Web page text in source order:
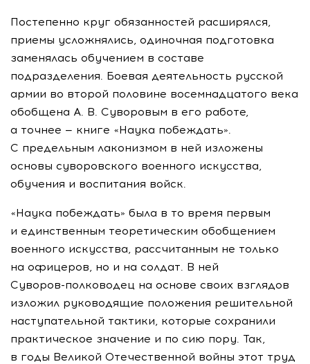
Постепенно круг обязанностей расширялся,
приемы усложнялись, одиночная подготовка
заменялась обучением в составе
подразделения. Боевая деятельность русской
армии во второй половине восемнадцатого века
обобщена А. В. Суворовым в его работе,
а точнее — книге «Наука побеждать».
С предельным лаконизмом в ней изложены
основы суворовского военного искусства,
обучения и воспитания войск.
«Наука побеждать» была в то время первым
и единственным теоретическим обобщением
военного искусства, рассчитанным не только
на офицеров, но и на солдат. В ней
Суворов-полководец на основе своих взглядов
изложил руководящие положения решительной
наступательной тактики, которые сохранили
практическое значение и по сию пору. Так,
в годы Великой Отечественной войны этот труд